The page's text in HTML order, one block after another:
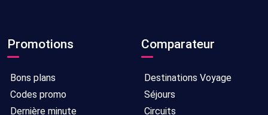
Promotions
Bons plans
Codes promo
Dernière minute
Comparateur
Destinations Voyage
Séjours
Circuits